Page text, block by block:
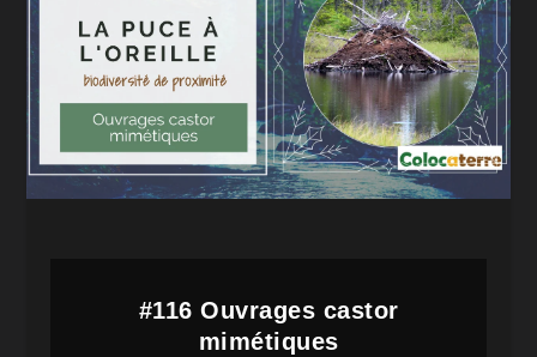
#116 Ouvrages castor
mimétiques